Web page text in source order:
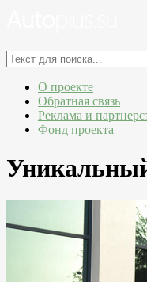
О проекте
Обратная связь
Реклама и
Фонд проекта